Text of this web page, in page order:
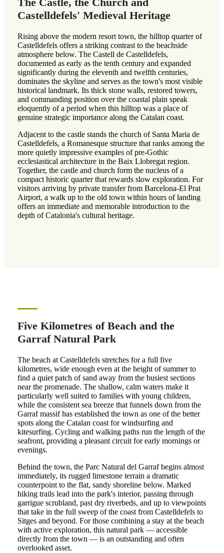
Castelldefels' Medieval Heritage
Rising above the modern resort town, the hilltop quarter of
Castelldefels offers a striking contrast to the beachside
atmosphere below. The Castell de Castelldefels,
documented as early as the tenth century and expanded
significantly during the eleventh and twelfth centuries,
dominates the skyline and serves as the town's most visible
historical landmark. Its thick stone walls, restored towers,
and commanding position over the coastal plain speak
eloquently of a period when this hilltop was a place of
genuine strategic importance along the Catalan coast.
Adjacent to the castle stands the church of Santa Maria de
Castelldefels, a Romanesque structure that ranks among the
more quietly impressive examples of pre-Gothic
ecclesiastical architecture in the Baix Llobregat region.
Together, the castle and church form the nucleus of a
compact historic quarter that rewards slow exploration. For
visitors arriving by private transfer from Barcelona-El Prat
Airport, a walk up to the old town within hours of landing
offers an immediate and memorable introduction to the
depth of Catalonia's cultural heritage.
Five Kilometres of Beach and the
Garraf Natural Park
The beach at Castelldefels stretches for a full five
kilometres, wide enough even at the height of summer to
find a quiet patch of sand away from the busiest sections
near the promenade. The shallow, calm waters make it
particularly well suited to families with young children,
while the consistent sea breeze that funnels down from the
Garraf massif has established the town as one of the better
spots along the Catalan coast for windsurfing and
kitesurfing. Cycling and walking paths run the length of the
seafront, providing a pleasant circuit for early mornings or
evenings.
Behind the town, the Parc Natural del Garraf begins almost
immediately, its rugged limestone terrain a dramatic
counterpoint to the flat, sandy shoreline below. Marked
hiking trails lead into the park's interior, passing through
garrigue scrubland, past dry riverbeds, and up to viewpoints
that take in the full sweep of the coast from Castelldefels to
Sitges and beyond. For those combining a stay at the beach
with active exploration, this natural park — accessible
directly from the town — is an outstanding and often
overlooked asset.